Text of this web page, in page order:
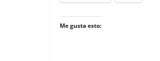
Me gusta esto: